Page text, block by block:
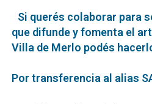
Si querés colaborar para
que difunde y fomenta el
Villa de Merlo podés
Por transferencia al alias